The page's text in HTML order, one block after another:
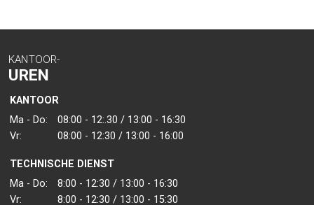
KANTOOR-
UREN
KANTOOR
Ma - Do:
08:00 - 12:.30 / 13:00 - 16:30
Vr:
08:00 - 12:30 / 13:00 - 16:00
TECHNISCHE DIENST
Ma - Do:
8:00 - 12:30 / 13:00 - 16:30
Vr:
8:00 - 12:30 / 13:00 - 15:30